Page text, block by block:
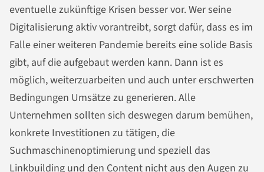
eventuelle zukünftige Krisen besser vor. Wer seine
Digitalisierung aktiv vorantreibt, sorgt dafür, dass es im
Falle einer weiteren Pandemie bereits eine solide Basis
gibt, auf die aufgebaut werden kann. Dann ist es
möglich, weiterzuarbeiten und auch unter erschwerten
Bedingungen Umsätze zu generieren. Alle
Unternehmen sollten sich deswegen darum bemühen,
konkrete Investitionen zu tätigen, die
Suchmaschinenoptimierung und speziell das
Linkbuilding und den Content nicht aus den Augen zu